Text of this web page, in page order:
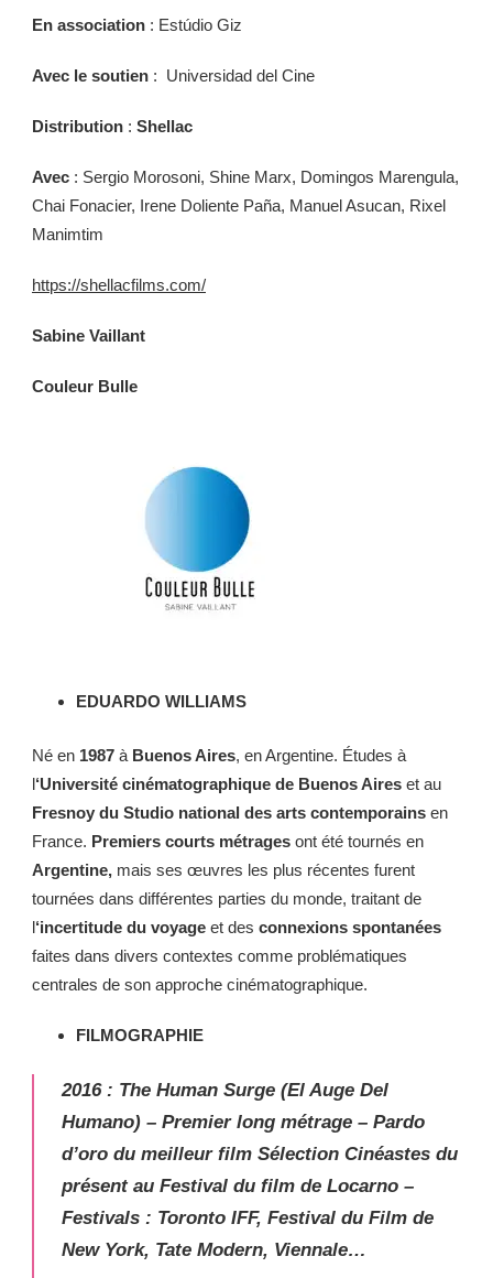
En association : Estúdio Giz
Avec le soutien : Universidad del Cine
Distribution : Shellac
Avec : Sergio Morosoni, Shine Marx, Domingos Marengula,
Chai Fonacier, Irene Doliente Paña, Manuel Asucan, Rixel
Manimtim
https://shellacfilms.com/
Sabine Vaillant
Couleur Bulle
EDUARDO WILLIAMS
Né en 1987 à Buenos Aires, en Argentine. Études à
l‘Université cinématographique de Buenos Aires et au
Fresnoy du Studio national des arts contemporains en
France. Premiers courts métrages ont été tournés en
Argentine, mais ses œuvres les plus récentes furent
tournées dans différentes parties du monde, traitant de
l‘incertitude du voyage et des connexions spontanées
faites dans divers contextes comme problématiques
centrales de son approche cinématographique.
FILMOGRAPHIE
2016: The Human Surge (El Auge Del
Humano) – Premier long métrage – Pardo
d’oro du meilleur film Sélection Cinéastes du
présent au Festival du film de Locarno –
Festivals : Toronto IFF, Festival du Film de
New York, Tate Modern, Viennale…